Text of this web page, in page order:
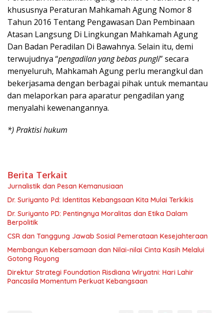
khususnya Peraturan Mahkamah Agung Nomor 8
Tahun 2016 Tentang Pengawasan Dan Pembinaan
Atasan Langsung Di Lingkungan Mahkamah Agung
Dan Badan Peradilan Di Bawahnya. Selain itu, demi
terwujudnya “pengadilan yang bebas pungli” secara
menyeluruh, Mahkamah Agung perlu merangkul dan
bekerjasama dengan berbagai pihak untuk memantau
dan melaporkan para aparatur pengadilan yang
menyalahi kewenangannya.
*) Praktisi hukum
Berita Terkait
Jurnalistik dan Pesan Kemanusiaan
Dr. Suriyanto Pd: Identitas Kebangsaan Kita Mulai Terkikis
Dr. Suriyanto PD: Pentingnya Moralitas dan Etika Dalam
Berpolitik
CSR dan Tanggung Jawab Sosial Pemerataan Kesejahteraan
Membangun Kebersamaan dan Nilai-nilai Cinta Kasih Melalui
Gotong Royong
Direktur Strategi Foundation Risdiana Wiryatni: Hari Lahir
Pancasila Momentum Perkuat Kebangsaan